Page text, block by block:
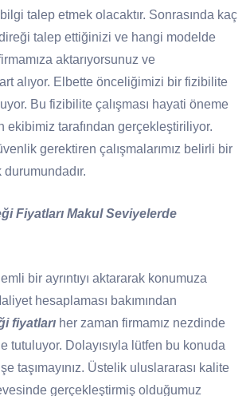
talep etmek olacaktır. Sonrasında kaç
talep ettiğinizi ve hangi modelde
aktarıyorsunuz ve
alıyor. Elbette önceliğimizi bir fizibilite
Bu fizibilite çalışması hayati öneme
ekibimiz tarafından gerçekleştiriliyor.
gerektiren çalışmalarımız belirli bir
Fiyatları Makul Seviyelerde
bir ayrıntıyı aktararak konumuza
hesaplaması bakımından
fiyatları her zaman firmamız nezdinde
tutuluyor. Dolayısıyla lütfen bu konuda
taşımayınız. Üstelik uluslararası kalite
gerçekleştirmiş olduğumuz